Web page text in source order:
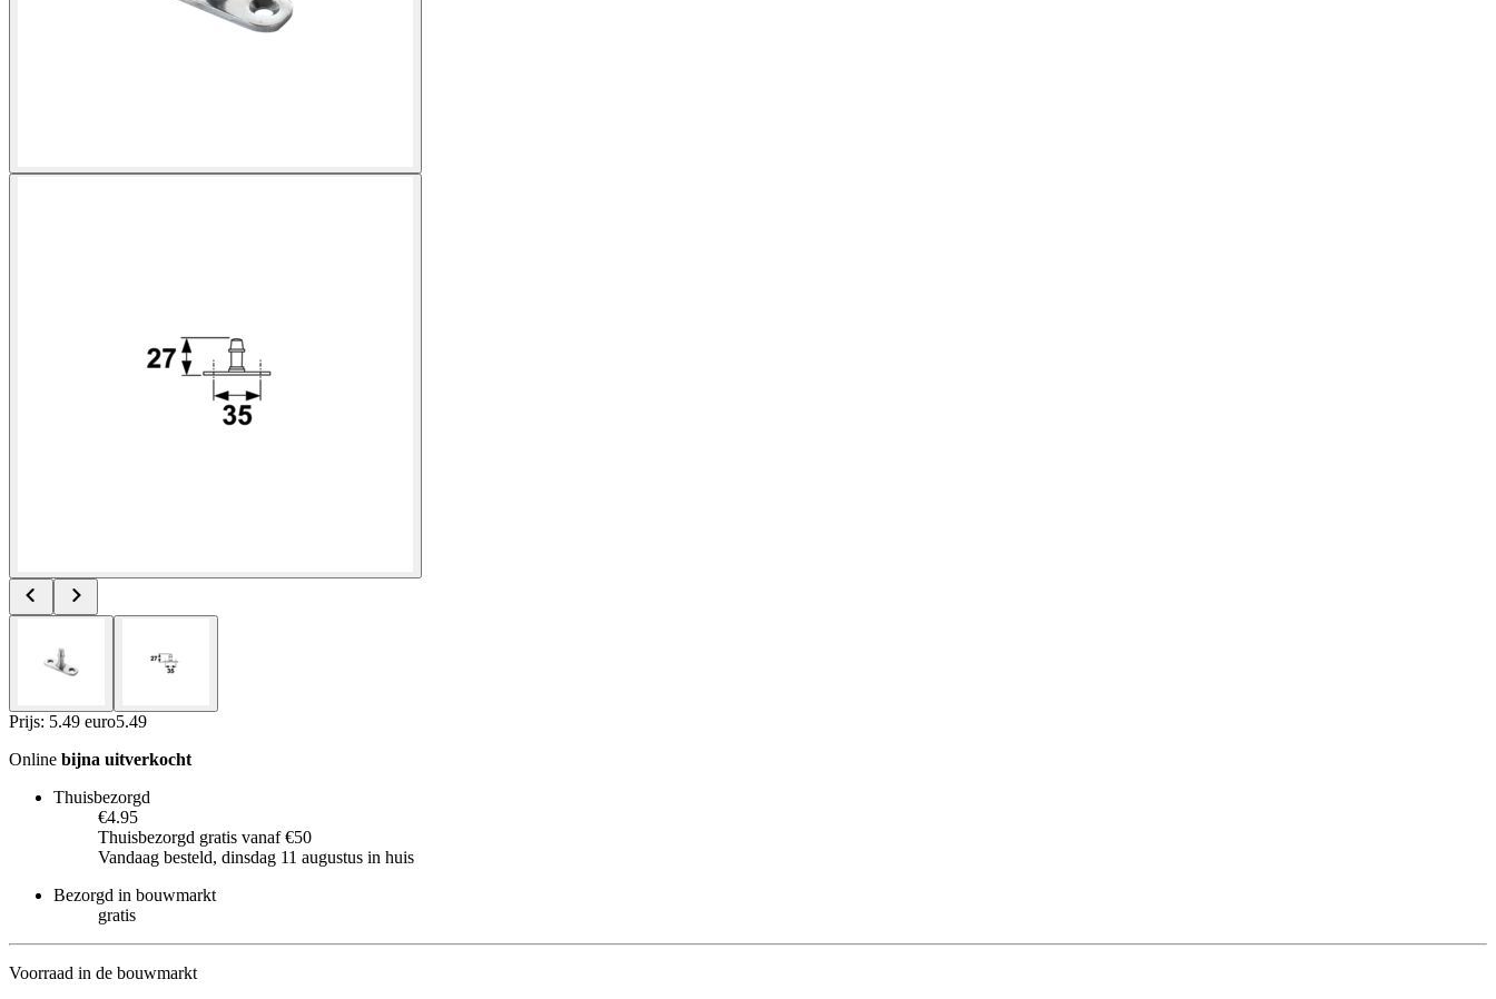
Prijs: 5.49 euro5.49
Online bijna uitverkocht
Thuisbezorgd
€4.95
Thuisbezorgd gratis vanaf €50
Vandaag besteld, dinsdag 11 augustus in huis
Bezorgd in bouwmarkt
gratis
Voorraad in de bouwmarkt